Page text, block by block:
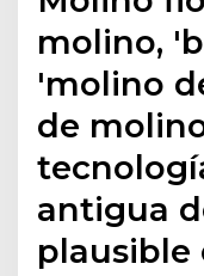
molino,
'molino
de
antigua
plausible